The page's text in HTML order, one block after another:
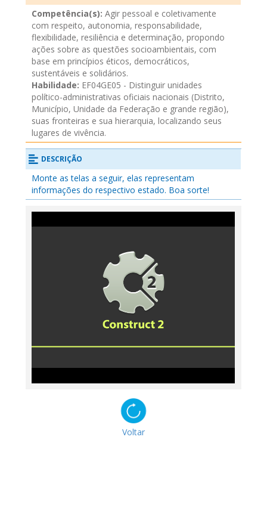
Competência(s):Agir pessoal e coletivamente
com respeito, autonomia, responsabilidade,
flexibilidade, resiliência e determinação, propondo
ações sobre as questões socioambientais, com
base em princípios éticos, democráticos,
sustentáveis e solidários.
Habilidade: EF04GE05 - Distinguir unidades
político-administrativas oficiais nacionais (Distrito,
Município, Unidade da Federação e grande região),
suas fronteiras e sua hierarquia, localizando seus
lugares de vivência.
DESCRIÇÃO
Monte as telas a seguir, elas representam
informações do respectivo estado. Boa sorte!
Voltar